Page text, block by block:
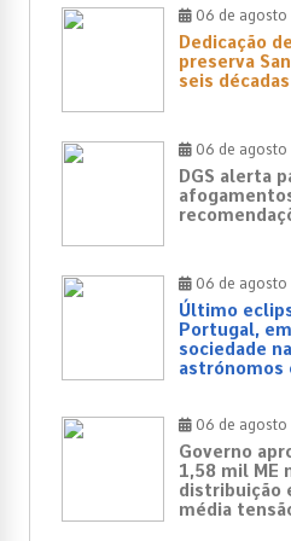
06 de agosto
Dedicação
preserva
seis décadas
06 de agosto
DGS alerta
06 de agosto
Último
Portugal,
sociedade
astrónomos
06 de agosto
Governo
1,58 mil ME
distribuição
média